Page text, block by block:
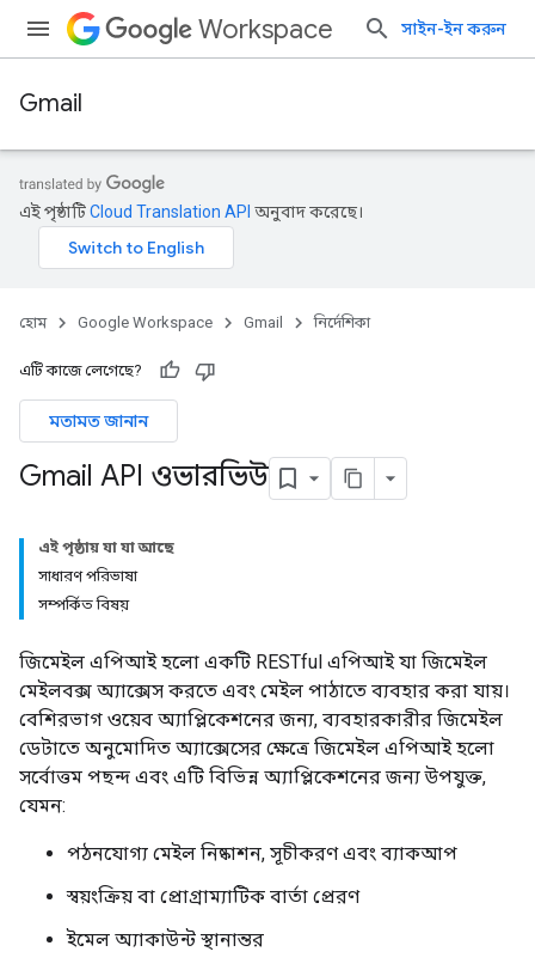
Workspace সাইন-ইন করুন
Gmail
এই পৃষ্ঠাটিCloud Translation API অনুবাদ করেছে।
হোম Google Workspace Gmail নির্দেশিকা
এটি কাজে লেগেছে?
মতামত জানান
Gmail API ওভারভিউ
এই পৃষ্ঠায় যা যা আছে
সাধারণ পরিভাষা
সম্পর্কিত বিষয়
জিমেইল এপিআই হলো একটি RESTful এপিআই যা জিমেইল
মেইলবক্স অ্যাক্সেস করতে এবং মেইল ​​পাঠাতে ব্যবহার করা যায়।
বেশিরভাগ ওয়েব অ্যাপ্লিকেশনের জন্য, ব্যবহারকারীর জিমেইল
ডেটাতে অনুমোদিত অ্যাক্সেসের ক্ষেত্রে জিমেইল এপিআই হলো
সর্বোত্তম পছন্দ এবং এটি বিভিন্ন অ্যাপ্লিকেশনের জন্য উপযুক্ত,
যেমন:
পঠনযোগ্য মেইল ​​নিষ্কাশন, সূচীকরণ এবং ব্যাকআপ
স্বয়ংক্রিয় বা প্রোগ্রাম্যাটিক বার্তা প্রেরণ
ইমেল অ্যাকাউন্ট স্থানান্তর